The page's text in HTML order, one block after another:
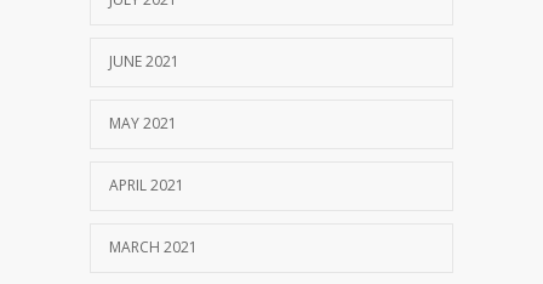
JUNE 2021
MAY 2021
APRIL 2021
MARCH 2021